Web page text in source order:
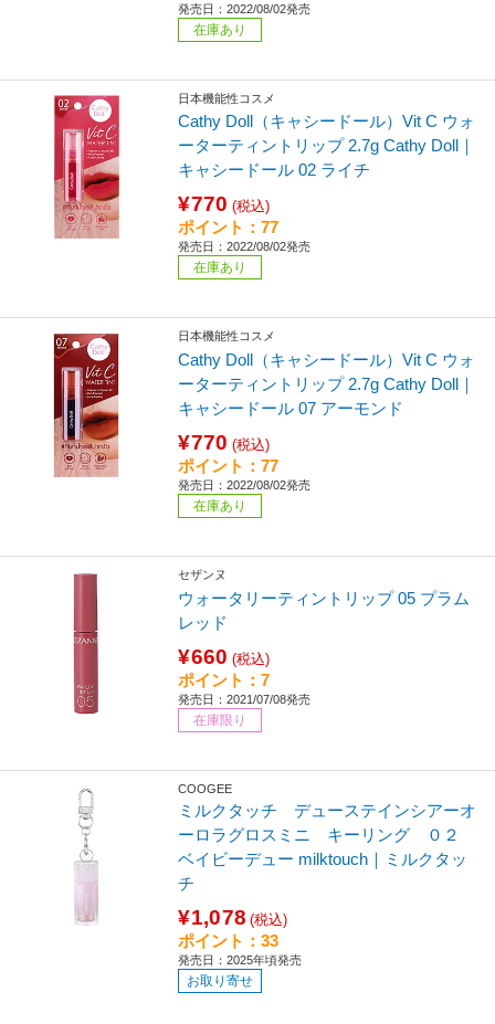
発売日：2022/08/02発売
在庫あり
日本機能性コスメ
Cathy Doll（キャシードール）Vit C ウォ
ーターティントリップ 2.7g Cathy Doll｜
キャシードール 02 ライチ
¥770 (税込)
ポイント：77
発売日：2022/08/02発売
在庫あり
日本機能性コスメ
Cathy Doll（キャシードール）Vit C ウォ
ーターティントリップ 2.7g Cathy Doll｜
キャシードール 07 アーモンド
¥770 (税込)
ポイント：77
発売日：2022/08/02発売
在庫あり
セザンヌ
ウォータリーティントリップ 05 プラム
レッド
¥660 (税込)
ポイント：7
発売日：2021/07/08発売
在庫限り
COOGEE
ミルクタッチ デューステインシアーオ
ーロラグロスミニ キーリング ０２
ベイビーデュー milktouch｜ミルクタッ
チ
¥1,078 (税込)
ポイント：33
発売日：2025年頃発売
お取り寄せ